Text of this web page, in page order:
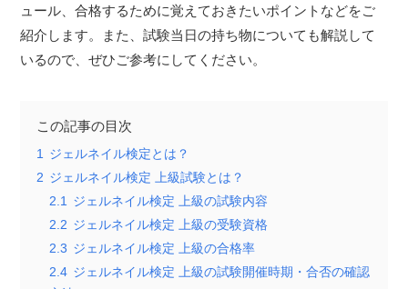
ュール、合格するために覚えておきたいポイントなどをご
紹介します。また、試験当日の持ち物についても解説して
いるので、ぜひご参考にしてください。
この記事の目次
1
ジェルネイル検定とは？
2 ジェルネイル検定 上級試験とは？
2.1
ジェルネイル検定 上級の試験内容
2.2 ジェルネイル検定 上級の受験資格
2.3 ジェルネイル検定 上級の合格率
2.4 ジェルネイル検定 上級の試験開催時期・合否の確認